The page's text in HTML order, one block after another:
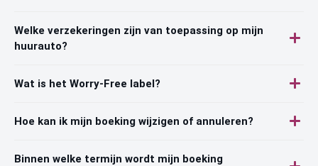
Welke verzekeringen zijn van toepassing op mijn
huurauto?
Wat is het Worry-Free label?
Hoe kan ik mijn boeking wijzigen of annuleren?
Binnen welke termijn wordt mijn boeking